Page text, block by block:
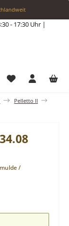
- 17:30 Uhr |
Du hast 0
Pelletto II
/